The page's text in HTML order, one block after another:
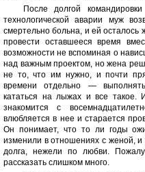
После долгой
технологической аварии муж
смертельно больна, и ей
провести оставшееся время
возможности не вспоминая о
над важным проектом, но жена
не то, что им нужно, и почти
времени отдельно —
кататься на лыжах и все такое.
знакомится с
влюбляется в нее и старается
Он понимает, что то ли годы
изменили в отношениях с женой, и
долга, нежели по любви.
рассказать слишком много.